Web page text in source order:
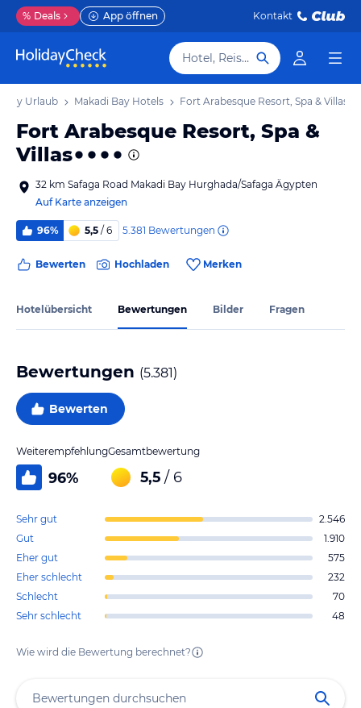
% Deals App öffnen Kontakt
Hotel, Reiseziel
Bay Urlaub Makadi Bay Hotels Fort Arabesque Resort, Spa & Villas
Fort Arabesque Resort, Spa &
Villas
32 km Safaga Road Makadi Bay Hurghada/Safaga Ägypten
Auf Karte anzeigen
96% 5,5 / 6 5.381 Bewertungen
Bewerten Hochladen Merken
Hotelübersicht Bewertungen Bilder Fragen
Bewertungen (5.381)
Bewerten
Weiterempfehlung
96%
Gesamtbewertung
5,5 / 6
Sehr gut
2.546
Gut
1.910
Eher gut
575
Eher schlecht
232
Schlecht
70
Sehr schlecht
48
Wie wird die Bewertung berechnet?